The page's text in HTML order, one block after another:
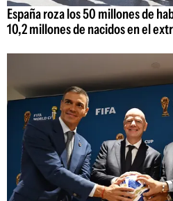
España roza los 50 millones de
10,2 millones de nacidos en el